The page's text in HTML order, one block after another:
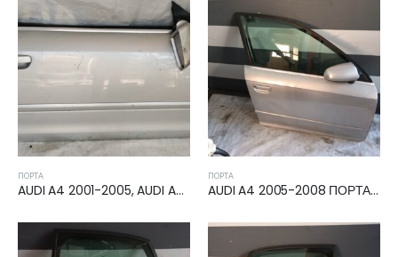
ΠΌΡΤΑ
AUDI A4 2001-2005, AUDI A4 2005-2008 ΠΟΡΤΑ ΔΕΞΙΑ CABRIO
ΠΌΡΤΑ
AUDI A4 2005-2008 ΠΟΡΤΑ ΕΜΠΡΟΣ ΔΕΞΙΑ